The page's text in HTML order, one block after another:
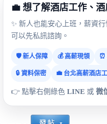
💼 想了解酒店工作、
✨ 新人也能安心上班，薪資
可以先私訊諮詢。
🛡️ 新人保障 💰 高薪現領
🔒 資料保密 💼 台北高薪酒店
👉 點擊右側綠色 LINE 或 微